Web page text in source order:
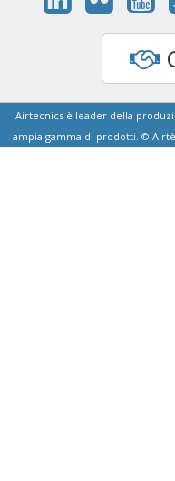
Airtecnics è leader della
ampia gamma di prodotti. ©